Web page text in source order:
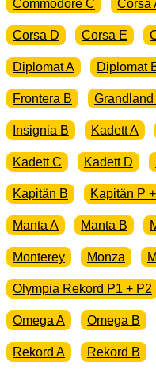
Commodore C Corsa
Corsa D Corsa E
Diplomat A Diplomat
Frontera B Grandland
Insignia B Kadett A
Kadett C Kadett D
Kapitän B Kapitän P
Manta A Manta B
Monterey Monza
Olympia Rekord P1 + P2
Omega A Omega B
Rekord A Rekord B